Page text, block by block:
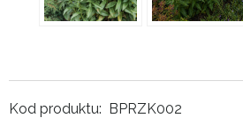
Kod produktu: BPRZK002